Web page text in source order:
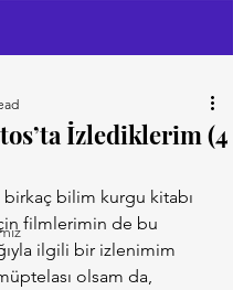
İzlediklerim (4
birkaç bilim kurgu kitabı
filmlerimin de bu
ilgili bir izlenimim
olsam da,